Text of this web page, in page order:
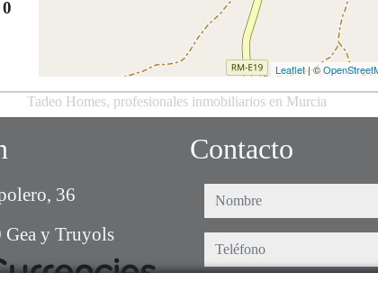
0
Leaflet| ©
Tadeo Homes, profesionales inmobiliarios en Murcia
36
Gea y Truyols
Contacto
nombre
teléfono